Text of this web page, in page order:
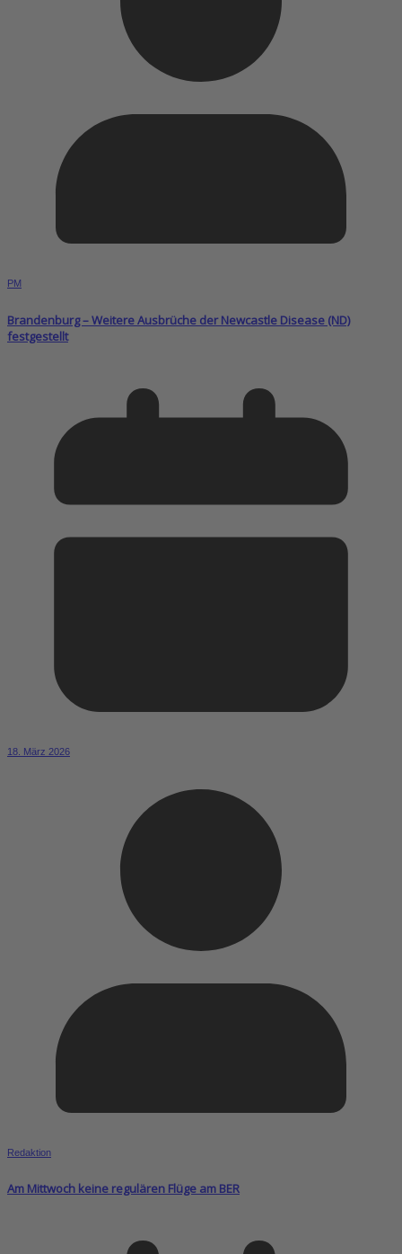
PM
Brandenburg – Weitere Ausbrüche der Newcastle Disease (ND)
festgestellt
18. März 2026
Redaktion
Am Mittwoch keine regulären Flüge am BER